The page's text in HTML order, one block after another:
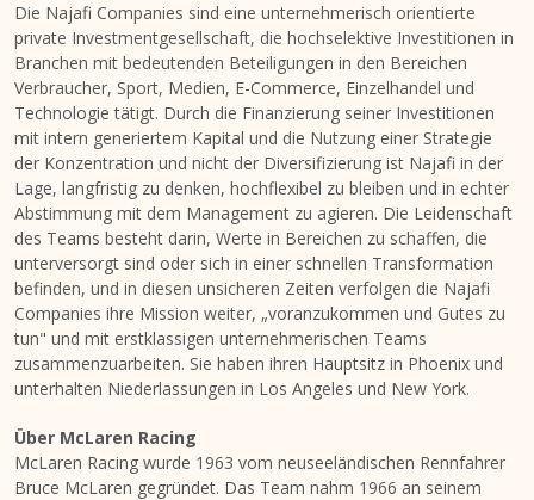
Die Najafi Companies sind eine unternehmerisch orientierte
private Investmentgesellschaft, die hochselektive Investitionen in
Branchen mit bedeutenden Beteiligungen in den Bereichen
Verbraucher, Sport, Medien, E-Commerce, Einzelhandel und
Technologie tätigt. Durch die Finanzierung seiner Investitionen
mit intern generiertem Kapital und die Nutzung einer Strategie
der Konzentration und nicht der Diversifizierung ist Najafi in der
Lage, langfristig zu denken, hochflexibel zu bleiben und in echter
Abstimmung mit dem Management zu agieren. Die Leidenschaft
des Teams besteht darin, Werte in Bereichen zu schaffen, die
unterversorgt sind oder sich in einer schnellen Transformation
befinden, und in diesen unsicheren Zeiten verfolgen die Najafi
Companies ihre Mission weiter, „voranzukommen und Gutes zu
tun" und mit erstklassigen unternehmerischen Teams
zusammenzuarbeiten. Sie haben ihren Hauptsitz in Phoenix und
unterhalten Niederlassungen in Los Angeles und New York.
Über McLaren Racing
McLaren Racing wurde 1963 vom neuseeländischen Rennfahrer
Bruce McLaren gegründet. Das Team nahm 1966 an seinem